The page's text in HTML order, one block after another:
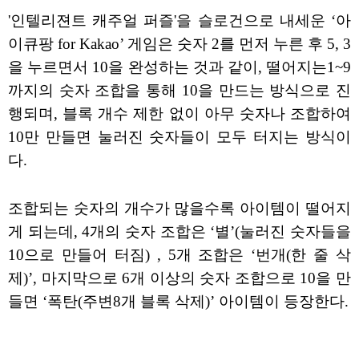
'인텔리젼트 캐주얼 퍼즐'을 슬로건으로 내세운 ‘아
이큐팡 for Kakao’ 게임은 숫자 2를 먼저 누른 후 5, 3
을 누르면서 10을 완성하는 것과 같이, 떨어지는1~9
까지의 숫자 조합을 통해 10을 만드는 방식으로 진
행되며, 블록 개수 제한 없이 아무 숫자나 조합하여
10만 만들면 눌러진 숫자들이 모두 터지는 방식이
다.
조합되는 숫자의 개수가 많을수록 아이템이 떨어지
게 되는데, 4개의 숫자 조합은 ‘별’(눌러진 숫자들을
10으로 만들어 터짐) , 5개 조합은 ‘번개(한 줄 삭
제)’, 마지막으로 6개 이상의 숫자 조합으로 10을 만
들면 ‘폭탄(주변8개 블록 삭제)’ 아이템이 등장한다.